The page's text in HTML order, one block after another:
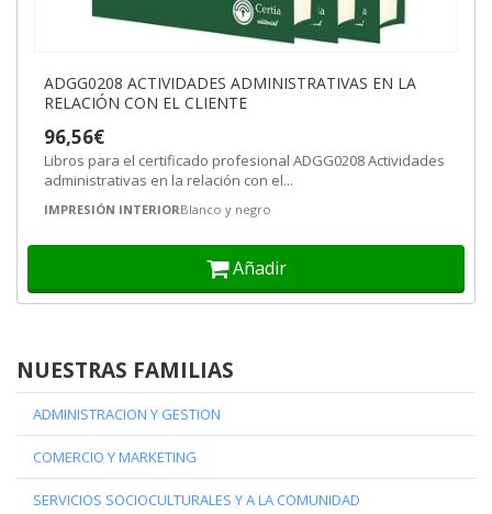
ADGG0208 ACTIVIDADES ADMINISTRATIVAS EN LA
RELACIÓN CON EL CLIENTE
96,56€
Libros para el certificado profesional ADGG0208 Actividades
administrativas en la relación con el...
IMPRESIÓN INTERIORBlanco y negro
Añadir
NUESTRAS FAMILIAS
ADMINISTRACION Y GESTION
COMERCIO Y MARKETING
SERVICIOS SOCIOCULTURALES Y A LA COMUNIDAD